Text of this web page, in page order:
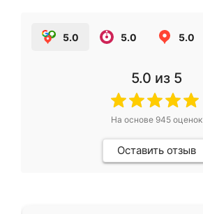
5.0 5.0 5.0
5.0 из 5
На основе 945оценок
Оставить отзыв